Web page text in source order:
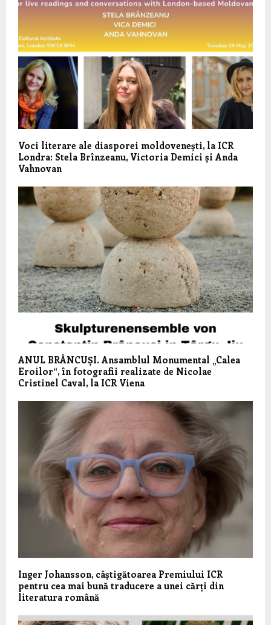
Voci literare ale diasporei moldovenești, la ICR
Londra: Stela Brînzeanu, Victoria Demici și Anda
Vahnovan
ANUL BRÂNCUȘI. Ansamblul Monumental „Calea
Eroilor“, în fotografii realizate de Nicolae
Cristinel Caval, la ICR Viena
Inger Johansson, câștigătoarea Premiului ICR
pentru cea mai bună traducere a unei cărți din
literatura română